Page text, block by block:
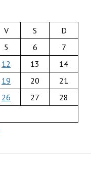
V S
D
5 6
7
12 13
14
19 20
21
26 27
28